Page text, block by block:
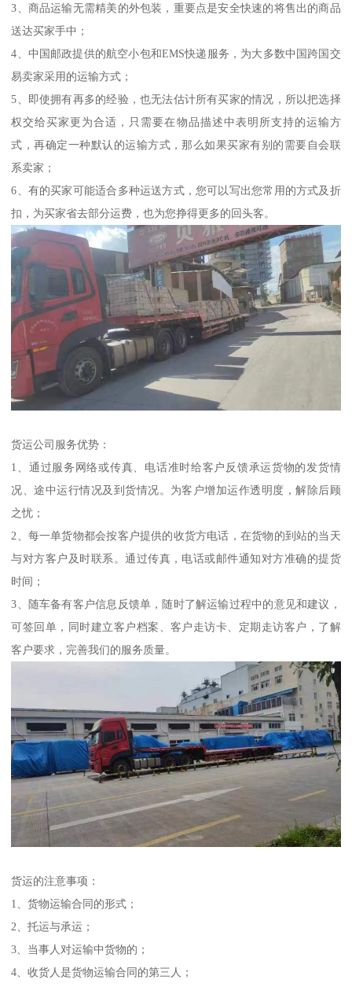
3、商品运输无需精美的外包装，重要点是安全快速的将售出的商品
送达买家手中；
4、中国邮政提供的航空小包和EMS快递服务，为大多数中国跨国交
易卖家采用的运输方式；
5、即使拥有再多的经验，也无法估计所有买家的情况，所以把选择
权交给买家更为合适，只需要在物品描述中表明所支持的运输方
式，再确定一种默认的运输方式，那么如果买家有别的需要自会联
系卖家；
6、有的买家可能适合多种运送方式，您可以写出您常用的方式及折
扣，为买家省去部分运费，也为您挣得更多的回头客。
货运公司服务优势：
1、通过服务网络或传真、电话准时给客户反馈承运货物的发货情
况、途中运行情况及到货情况。为客户增加运作透明度，解除后顾
之忧；
2、每一单货物都会按客户提供的收货方电话，在货物的到站的当天
与对方客户及时联系。通过传真，电话或邮件通知对方准确的提货
时间；
3、随车备有客户信息反馈单，随时了解运输过程中的意见和建议，
可签回单，同时建立客户档案、客户走访卡、定期走访客户，了解
客户要求，完善我们的服务质量。
货运的注意事项：
1、货物运输合同的形式；
2、托运与承运；
3、当事人对运输中货物的；
4、收货人是货物运输合同的第三人；